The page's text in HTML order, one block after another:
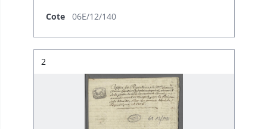
Cote
06E/12/140
Résultat n°
2